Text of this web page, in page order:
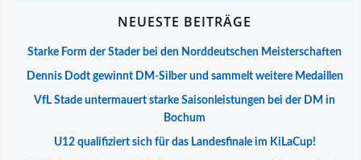
NEUESTE BEITRÄGE
Starke Form der Stader bei den Norddeutschen Meisterschaften
Dennis Dodt gewinnt DM-Silber und sammelt weitere Medaillen
VfL Stade untermauert starke Saisonleistungen bei der DM in
Bochum
U12 qualifiziert sich für das Landesfinale im KiLaCup!